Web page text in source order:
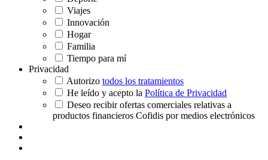
Viajes
Innovación
Hogar
Familia
Tiempo para mí
Privacidad
Autorizo todos los tratamientos
He leído y acepto la Política de Privacidad
Deseo recibir ofertas comerciales relativas a
productos financieros Cofidis por medios electrónicos